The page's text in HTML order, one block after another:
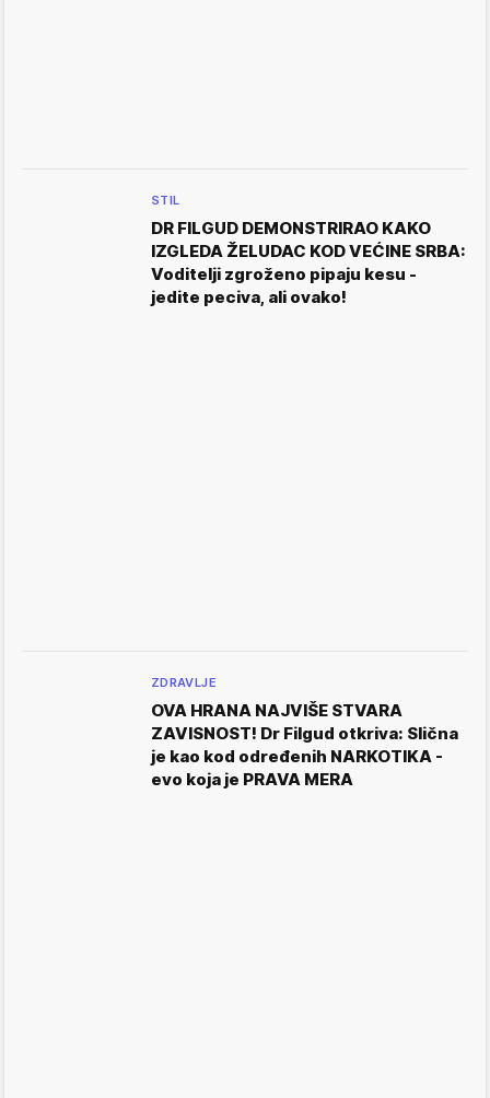
STIL
DR FILGUD DEMONSTRIRAO KAKO
IZGLEDA ŽELUDAC KOD VEĆINE SRBA:
Voditelji zgroženo pipaju kesu -
jedite peciva, ali ovako!
ZDRAVLJE
OVA HRANA NAJVIŠE STVARA
ZAVISNOST! Dr Filgud otkriva: Slična
je kao kod određenih NARKOTIKA -
evo koja je PRAVA MERA